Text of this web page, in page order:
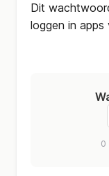
Dit
loggen in apps
0